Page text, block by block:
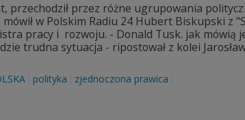
przechodził przez różne ugrupowania
w Polskim Radiu 24 Hubert Biskupski z
pracy i rozwoju. - Donald Tusk. jak mówią
trudna sytuacja - ripostował z kolei
polityka zjednoczona prawica